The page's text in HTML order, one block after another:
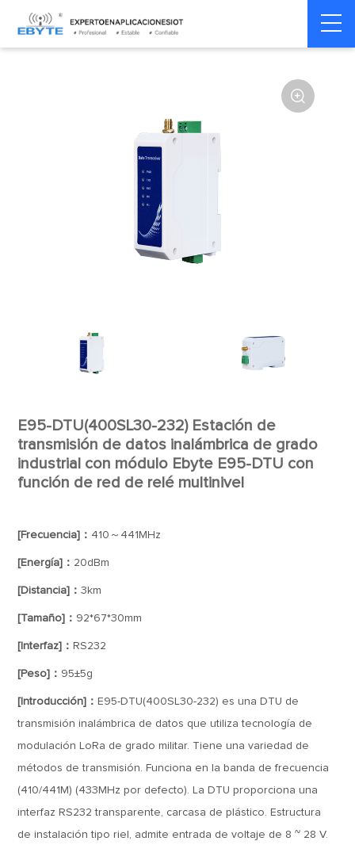
Home > Módem >
inalámbrico

E95-DTU(400SL30-232) Estación de
transmisión de datos inalámbrica de grado
industrial con módulo Ebyte E95-DTU con
función de red de relé multinivel
[Frecuencia]： 410～441MHz
[Energía]： 20dBm
[Distancia]：3km
[Tamaño]： 92*67*30mm
[Interfaz]： RS232
[Peso]： 95±5g
[Introducción]： E95-DTU(400SL30-232) es una DTU de
transmisión inalámbrica de datos que utiliza tecnología de
modulación LoRa de grado militar. Tiene una variedad de
métodos de transmisión. Funciona en la banda de frecuencia
(410/441M) (433MHz por defecto). La DTU proporciona una
interfaz RS232 transparente, carcasa de plástico. Estructura
de instalación tipo riel, admite entrada de voltaje de 8 ~ 28 V.